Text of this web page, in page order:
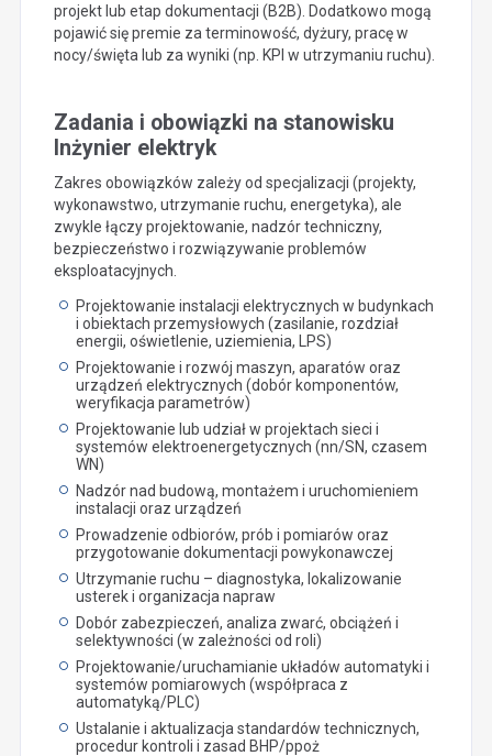
projekt lub etap dokumentacji (B2B). Dodatkowo mogą
pojawić się premie za terminowość, dyżury, pracę w
nocy/święta lub za wyniki (np. KPI w utrzymaniu ruchu).
Zadania i obowiązki na stanowisku
Inżynier elektryk
Zakres obowiązków zależy od specjalizacji (projekty,
wykonawstwo, utrzymanie ruchu, energetyka), ale
zwykle łączy projektowanie, nadzór techniczny,
bezpieczeństwo i rozwiązywanie problemów
eksploatacyjnych.
Projektowanie instalacji elektrycznych w budynkach
i obiektach przemysłowych (zasilanie, rozdział
energii, oświetlenie, uziemienia, LPS)
Projektowanie i rozwój maszyn, aparatów oraz
urządzeń elektrycznych (dobór komponentów,
weryfikacja parametrów)
Projektowanie lub udział w projektach sieci i
systemów elektroenergetycznych (nn/SN, czasem
WN)
Nadzór nad budową, montażem i uruchomieniem
instalacji oraz urządzeń
Prowadzenie odbiorów, prób i pomiarów oraz
przygotowanie dokumentacji powykonawczej
Utrzymanie ruchu – diagnostyka, lokalizowanie
usterek i organizacja napraw
Dobór zabezpieczeń, analiza zwarć, obciążeń i
selektywności (w zależności od roli)
Projektowanie/uruchamianie układów automatyki i
systemów pomiarowych (współpraca z
automatyką/PLC)
Ustalanie i aktualizacja standardów technicznych,
procedur kontroli i zasad BHP/ppoż